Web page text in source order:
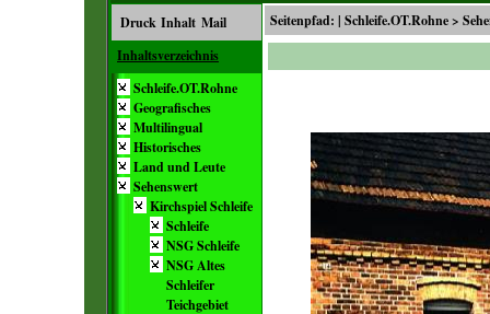
Druck Inhalt Mail
Inhaltsverzeichnis
Schleife.OT.Rohne
Geografisches
Multilingual
Historisches
Land und Leute
Sehenswert
Kirchspiel Schleife
Schleife
NSG Schleife
NSG Altes
Schleifer
Teichgebiet
Seitenpfad: | Schleife.OT.Rohne>